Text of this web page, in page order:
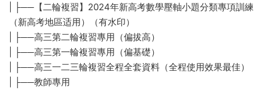
| ├──【二輪複習】2024年新高考數學壓軸小題分類專項訓練
（新高考地區适用）（有水印）
| ├──高三第二輪複習專用（偏拔高）
| ├──高三第一輪複習專用（偏基礎）
| ├──高三一二三輪複習全程全套資料（全程使用效果最佳）
| ├──教師專用